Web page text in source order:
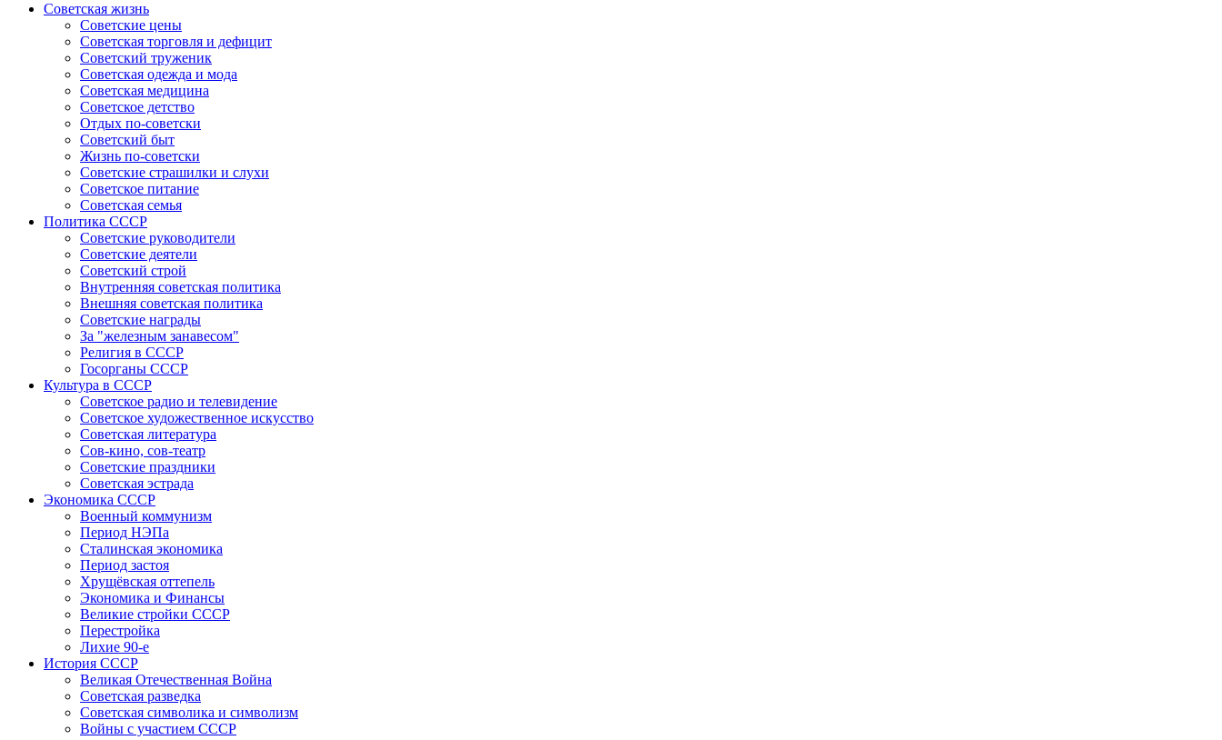
Советская жизнь
Советские цены
Советская торговля и дефицит
Советский труженик
Советская одежда и мода
Советская медицина
Советское детство
Отдых по-советски
Советский быт
Жизнь по-советски
Советские страшилки и слухи
Советское питание
Советская семья
Политика СССР
Советские руководители
Советские деятели
Советский строй
Внутренняя советская политика
Внешняя советская политика
Советские награды
За "железным занавесом"
Религия в СССР
Госорганы СССР
Культура в СССР
Советское радио и телевидение
Советское художественное искусство
Советская литература
Сов-кино, сов-театр
Советские праздники
Советская эстрада
Экономика СССР
Военный коммунизм
Период НЭПа
Сталинская экономика
Период застоя
Хрущёвская оттепель
Экономика и Финансы
Великие стройки СССР
Перестройка
Лихие 90-е
История СССР
Великая Отечественная Война
Советская разведка
Советская символика и символизм
Войны с участием СССР